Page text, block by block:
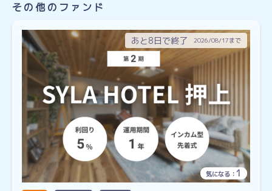
その他のファンド
あと8日で終了 2026/08/17まで
気になる： 1